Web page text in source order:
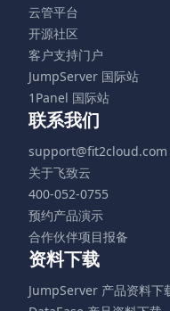
云管平台
开源社区
客户支持门户
JumpServer 国际站
1Panel 国际站
联系我们
support@fit2cloud.com
关于飞致云
400-052-0755
预约产品演示
合作伙伴项目报备
资料下载
JumpServer 产品资料下